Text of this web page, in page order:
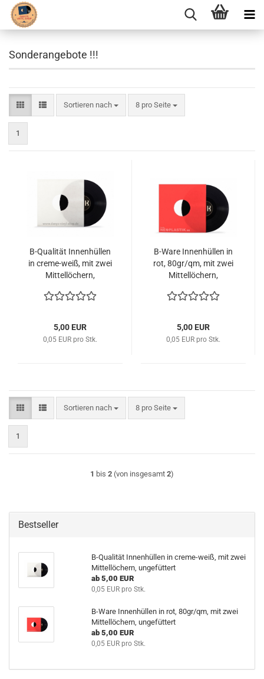
Sonderangebote !!!
Sortieren nach
Sortieren nach 8 pro Seite
pro Seite
1
B-Qualität Innenhüllen
in creme-weiß, mit zwei
Mittellöchern,
5,00 EUR
0,05 EUR pro Stk.
B-Ware Innenhüllen in
rot, 80gr/qm, mit zwei
Mittellöchern,
5,00 EUR
0,05 EUR pro Stk.
Sortieren nach
Sortieren nach 8 pro Seite
pro Seite
1
1 bis 2 (von insgesamt 2)
Bestseller
B-Qualität Innenhüllen in creme-weiß, mit zwei
Mittellöchern, ungefüttert
ab 5,00 EUR
0,05 EUR pro Stk.
B-Ware Innenhüllen in rot, 80gr/qm, mit zwei
Mittellöchern, ungefüttert
ab 5,00 EUR
0,05 EUR pro Stk.